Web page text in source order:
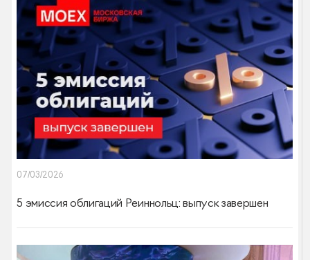
07/03/2026
5 эмиссия облигаций Реиннольц: выпуск завершен